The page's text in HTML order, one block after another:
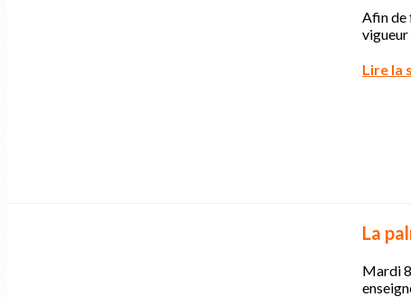
Afin de
vigueur
Lire la
La
Mardi